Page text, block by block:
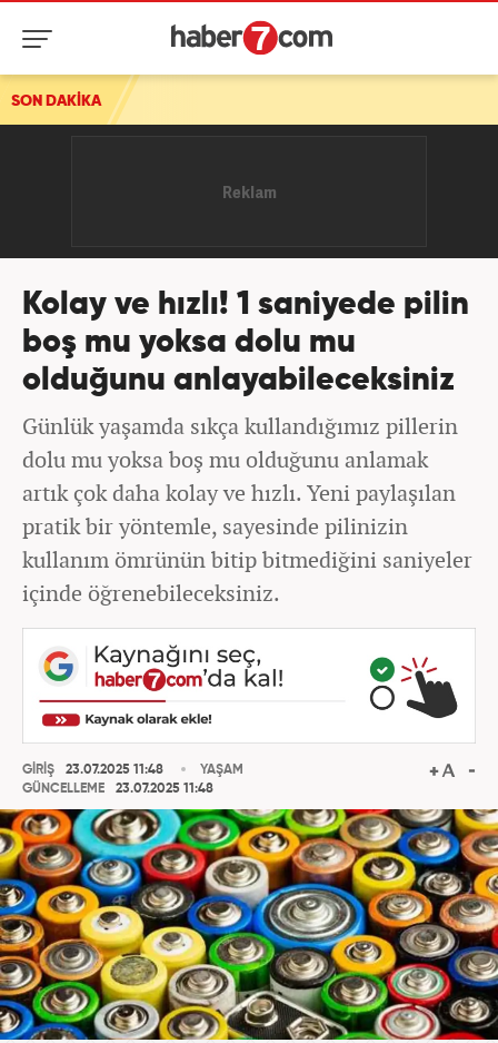
SON DAKİKA
Kolay ve hızlı! 1 saniyede pilin
boş mu yoksa dolu mu
olduğunu anlayabileceksiniz
Günlük yaşamda sıkça kullandığımız pillerin
dolu mu yoksa boş mu olduğunu anlamak
artık çok daha kolay ve hızlı. Yeni paylaşılan
pratik bir yöntemle, sayesinde pilinizin
kullanım ömrünün bitip bitmediğini saniyeler
içinde öğrenebileceksiniz.
GİRİŞ
23.07.2025 11:48
GÜNCELLEME
23.07.2025 11:48
YAŞAM